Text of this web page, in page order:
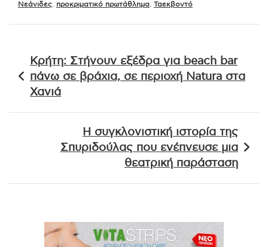
Νεάνιδες
προκριματικό πρωτάθλημα Ταεκβοντό
άρθρων
Κρήτη: Στήνουν εξέδρα για beach bar
πάνω σε βράχια, σε περιοχή Natura στα
Χανιά
Η συγκλονιστική ιστορία της
Σπυριδούλας που ενέπνευσε μια
θεατρική παράσταση